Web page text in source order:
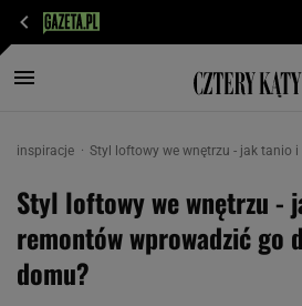
inspiracje Styl loftowy we wnętrzu - jak tanio
Styl loftowy we wnętrzu -
remontów wprowadzić go
domu?